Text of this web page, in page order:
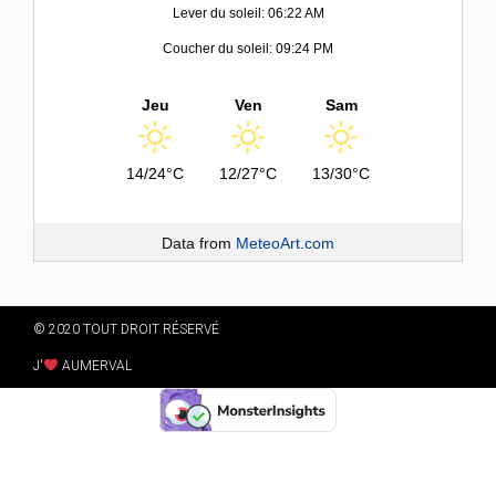
Lever du soleil: 06:22 AM
Coucher du soleil: 09:24 PM
Jeu
14/24°C
Ven
12/27°C
Sam
13/30°C
Data from MeteoArt.com
© 2020 TOUT DROIT RÉSERVÉ
J' AUMERVAL